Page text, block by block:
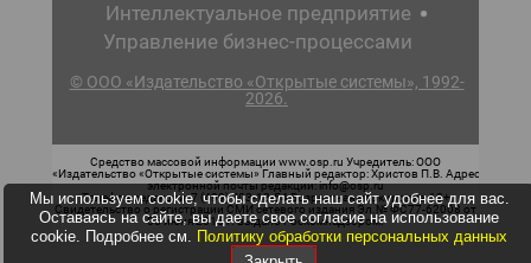
Интеллектуальное предприятие
Управление бизнес-процессами
© ООО «Издательство «Открытые системы», 1992-
2026.
Средство массовой информации www.osp.ru Учредитель: ООО
«Издательство «Открытые системы» Главный редактор: Христов П.В. Адрес
электронной почты редакции: info@osp.ru
Телефон редакции: 7 (499) 703-18-54 Возрастная маркировка: 12+
Свидетельство о регистрации СМИ сетевого издания Эл.№ ФС77-62008 от
05 июня 2015 г. выдано Роскомнадзором.
Мы используем cookie, чтобы сделать наш сайт удобнее для вас.
Оставаясь на сайте, вы даете свое согласие на использование
cookie. Подробнее см. Политику обработки персональных данных